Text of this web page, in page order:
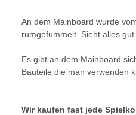
An dem Mainboard wurde
rumgefummelt. Sieht alles gut
Es gibt an dem Mainboard
Bauteile die man verwenden
Wir kaufen fast jede